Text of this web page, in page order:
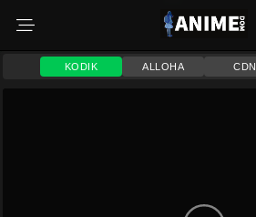
KODIK ALLOHA CDN